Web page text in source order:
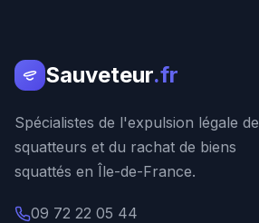
Sauveteur.fr
Spécialistes de l'expulsion légale de
squatteurs et du rachat de biens
squattés en Île-de-France.
09 72 22 05 44